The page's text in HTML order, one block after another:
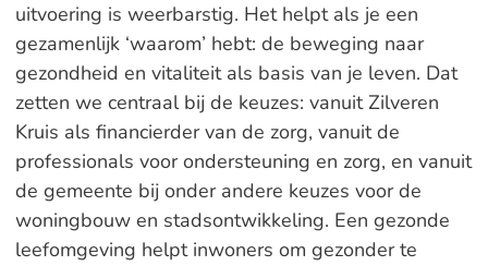
uitvoering is weerbarstig. Het helpt als je een
gezamenlijk ‘waarom’ hebt: de beweging naar
gezondheid en vitaliteit als basis van je leven. Dat
zetten we centraal bij de keuzes: vanuit Zilveren
Kruis als financierder van de zorg, vanuit de
professionals voor ondersteuning en zorg, en vanuit
de gemeente bij onder andere keuzes voor de
woningbouw en stadsontwikkeling. Een gezonde
leefomgeving helpt inwoners om gezonder te